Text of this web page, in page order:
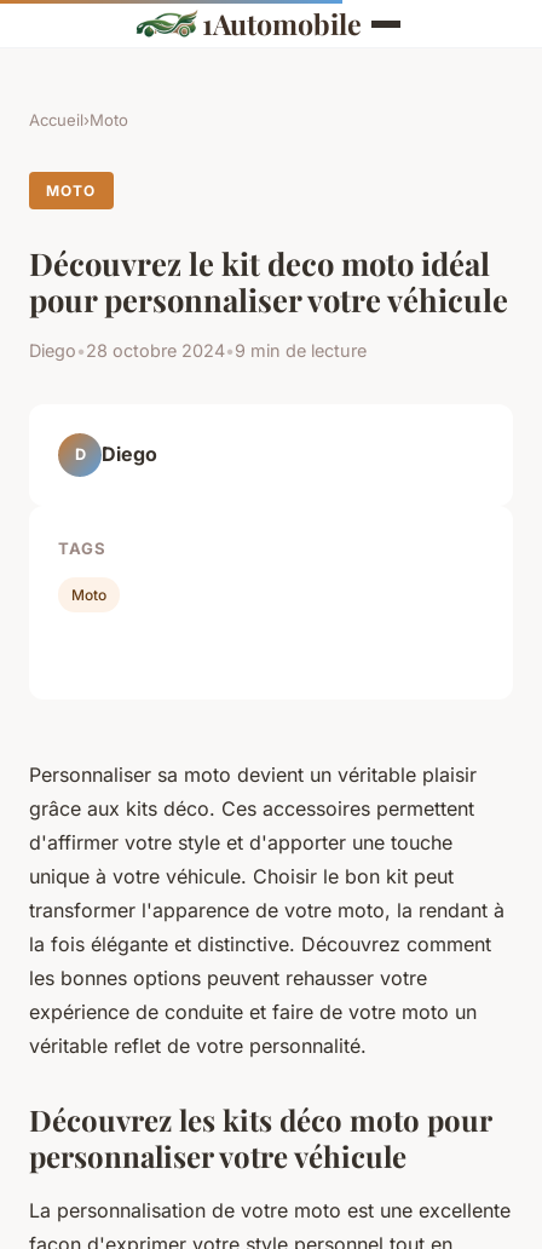
1Automobile
Accueil›Moto
MOTO
Découvrez le kit deco moto idéal
pour personnaliser votre véhicule
Diego•28 octobre 2024•9 min de lecture
Personnaliser sa moto devient un véritable plaisir
grâce aux kits déco. Ces accessoires permettent
d'affirmer votre style et d'apporter une touche
unique à votre véhicule. Choisir le bon kit peut
transformer l'apparence de votre moto, la rendant à
la fois élégante et distinctive. Découvrez comment
les bonnes options peuvent rehausser votre
expérience de conduite et faire de votre moto un
véritable reflet de votre personnalité.
Découvrez les kits déco moto pour
personnaliser votre véhicule
La personnalisation de votre moto est une excellente
D Diego
TAGS
Moto